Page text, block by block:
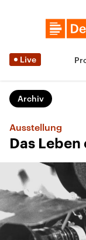
Live
Archiv
Ausstellung
Das